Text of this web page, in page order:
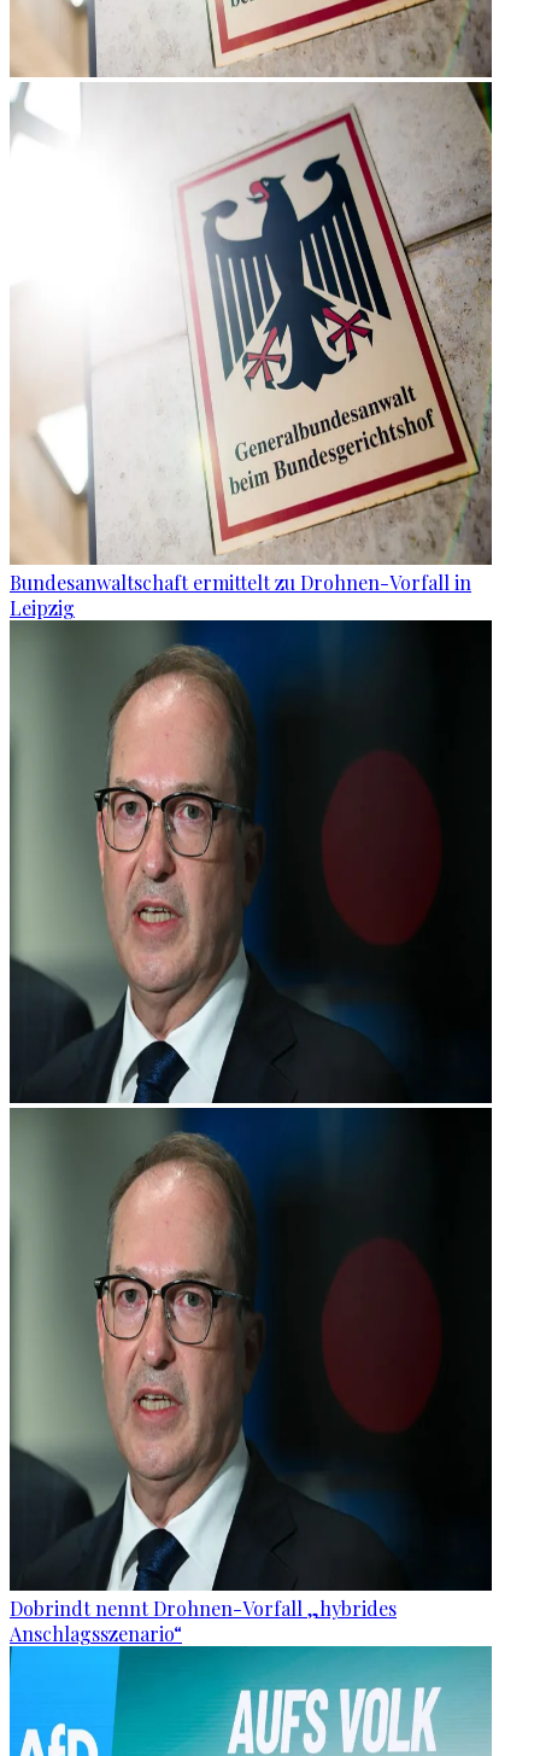
Bundesanwaltschaft ermittelt zu Drohnen-Vorfall in
Leipzig
Dobrindt nennt Drohnen-Vorfall „hybrides
Anschlagsszenario“